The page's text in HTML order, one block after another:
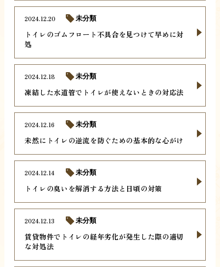
トイレのゴムフロート不具合を見つけて早めに対
処
2024.12.20 未分類
凍結した水道管でトイレが使えないときの対応法
2024.12.18 未分類
未然にトイレの逆流を防ぐための基本的な心がけ
2024.12.16 未分類
トイレの臭いを解消する方法と日頃の対策
2024.12.14 未分類
賃貸物件でトイレの経年劣化が発生した際の適切
な対処法
2024.12.13 未分類